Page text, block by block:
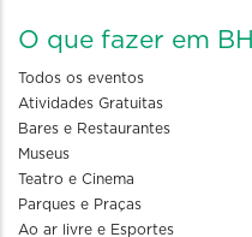
O que fazer em BH
Todos os eventos
Atividades Gratuitas
Bares e Restaurantes
Museus
Teatro e Cinema
Parques e Praças
Ao ar livre e Esportes